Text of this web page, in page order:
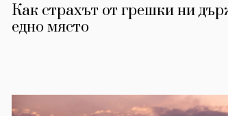
Как страхът от грешки ни
едно място